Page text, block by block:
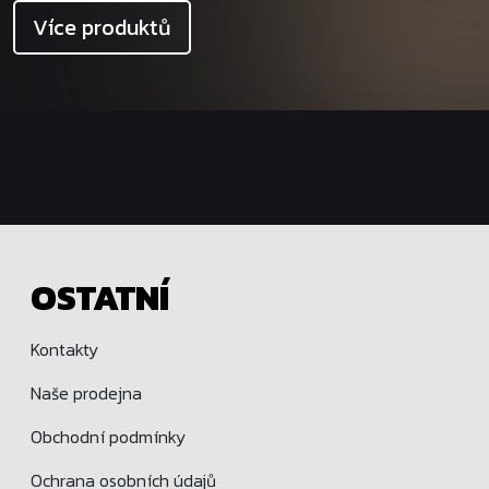
Více produktů
OSTATNÍ
Kontakty
Naše prodejna
Obchodní podmínky
Ochrana osobních údajů